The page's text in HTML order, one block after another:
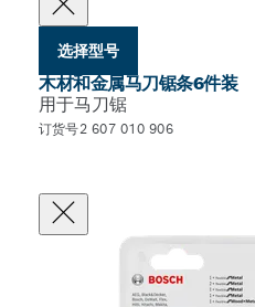
选择型号
木材和金属马刀锯条6件装
用于马刀锯
订货号2 607 010 906